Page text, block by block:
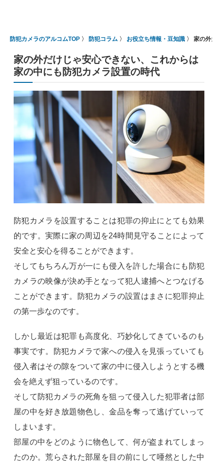
防犯カメラのアルコムTOP 防犯コラム お役立ち情報・豆知識 家の外
家の外だけじゃ安心できない、これからは
家の中にも防犯カメラ設置の時代
防犯カメラを設置することは犯罪の抑止にとても効果
的です。実際に家の周辺を24時間見守ることによって
安全と安心を得ることができます。
そしてもちろん万が一にも侵入を許した場合にも防犯
カメラの映像が決め手となって犯人逮捕へとつなげる
ことができます。防犯カメラの設置はまさに犯罪抑止
の第一歩なのです。
しかし最近は犯罪も高度化、巧妙化してきているのも
事実です。防犯カメラで家への侵入を見張っていても
侵入者はその隙をついて家の中に侵入しようとする機
会を絶えず狙っているのです。
そして防犯カメラの死角を狙って侵入した犯罪者は部
屋の中を好き放題物色し、金品を奪って逃げていって
しまいます。
部屋の中をどのように物色して、何が盗まれてしまっ
たのか。荒らされた部屋を目の前にして唖然とした中